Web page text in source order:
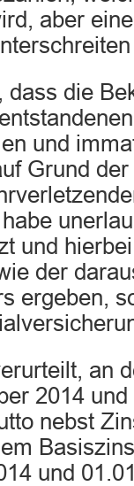
aber
dass die
und
Grund
und
der
ergeben,
an
2014
nebst
und